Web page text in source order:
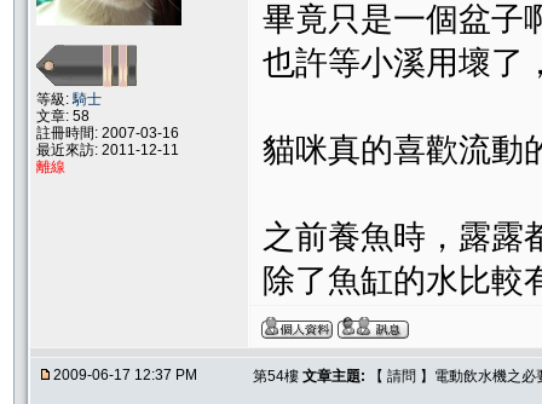
等級:騎士
文章: 58
註冊時間: 2007-03-16
最近來訪: 2011-12-11
離線
畢竟只是一個盆子
也許等小溪用壞了
貓咪真的喜歡流動
之前養魚時，露露
除了魚缸的水比較
2009-06-17 12:37 PM 第54樓 文章主題: 【 請問 】電動飲水機之